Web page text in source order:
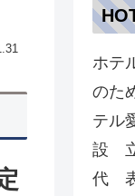
ホテ
のた
テル
設
代